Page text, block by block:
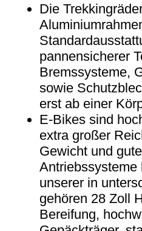
Die
pannensicherer
Bremssysteme,
sowie
erst ab einer
E-Bikes sind
extra großer
Gewicht und
Antriebssysteme
unserer in
gehören 28 Zoll
Bereifung,